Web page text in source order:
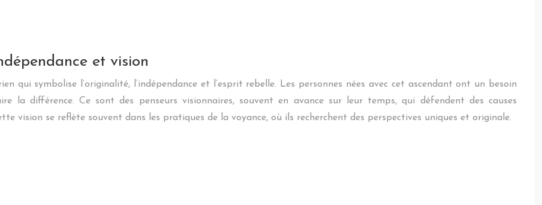
et vision
qui symbolise l’originalité, l’indépendance et l’esprit rebelle. Les personnes nées avec cet ascendant ont un besoin
la différence. Ce sont des penseurs visionnaires, souvent en avance sur leur temps, qui défendent des causes
vision se reflète souvent dans les pratiques de la voyance, où ils recherchent des perspectives uniques et originale.